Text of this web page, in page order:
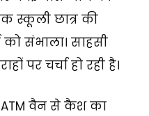
स्कूली छात्र की
संभाला। साहसी
पर चर्चा हो रही है।
वैन से कैश का